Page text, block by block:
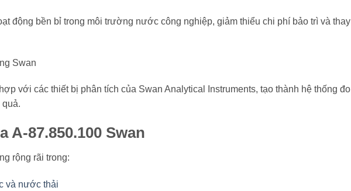
động bền bỉ trong môi trường nước công nghiệp, giảm thiểu chi phí bảo trì và thay
Swan
với các thiết bị phân tích của Swan Analytical Instruments, tạo thành hệ thống đo
quả.
A-87.850.100 Swan
rộng rãi trong:
và nước thải